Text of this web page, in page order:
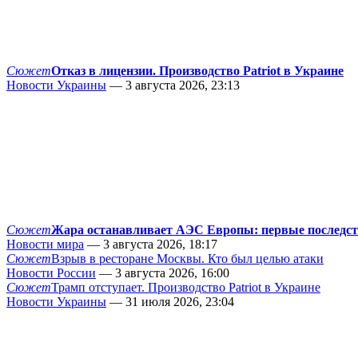
СюжетОтказ в лицензии. Производство Patriot в Украине
Новости Украины — 3 августа 2026, 23:13
СюжетЖара останавливает АЭС Европы: первые
Новости мира — 3 августа 2026, 18:17
СюжетВзрыв в ресторане Москвы. Кто был целью атаки
Новости России — 3 августа 2026, 16:00
СюжетТрамп отступает. Производство Patriot в Украине
Новости Украины — 31 июля 2026, 23:04